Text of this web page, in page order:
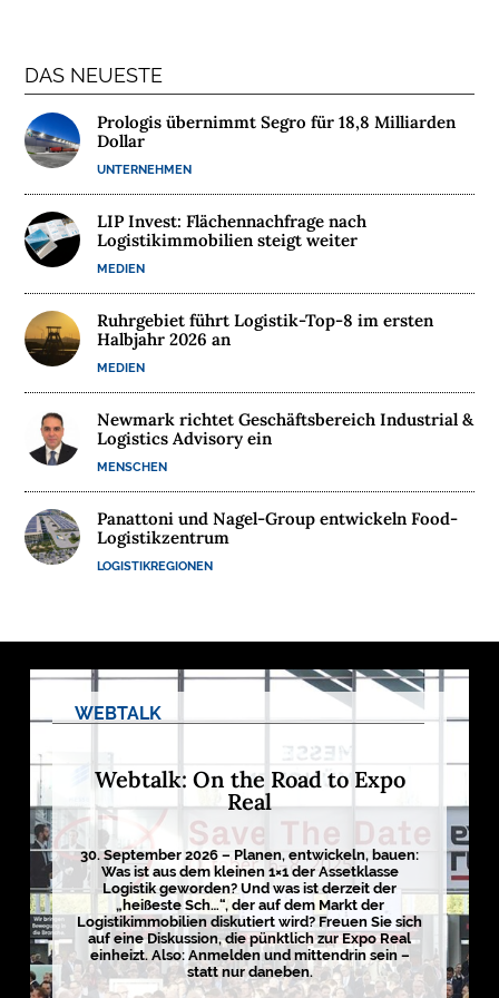
R
E
H
M
N
W
E
B
I
N
A
R
E
M
E
D
N

e
t
h
l
a
n
d
s
L
o
DAS NEUESTE
Prologis übernimmt Segro für 18,8 Milliarden
Dollar
UNTERNEHMEN
LIP Invest: Flächennachfrage nach
Logistikimmobilien steigt weiter
MEDIEN
Ruhrgebiet führt Logistik-Top-8 im ersten
Halbjahr 2026 an
MEDIEN
Newmark richtet Geschäftsbereich Industrial &
Logistics Advisory ein
MENSCHEN
Panattoni und Nagel-Group entwickeln Food-
Logistikzentrum
LOGISTIKREGIONEN
WEBTALK
Webtalk: On the Road to Expo
Real
30. September 2026 – Planen, entwickeln, bauen:
Was ist aus dem kleinen 1×1 der Assetklasse
Logistik geworden? Und was ist derzeit der
„heißeste Sch…“, der auf dem Markt der
Logistikimmobilien diskutiert wird? Freuen Sie sich
auf eine Diskussion, die pünktlich zur Expo Real
einheizt. Also: Anmelden und mittendrin sein –
statt nur daneben.